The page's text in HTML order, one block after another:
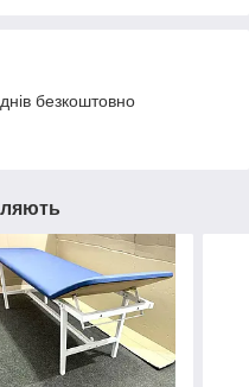
безкоштовно